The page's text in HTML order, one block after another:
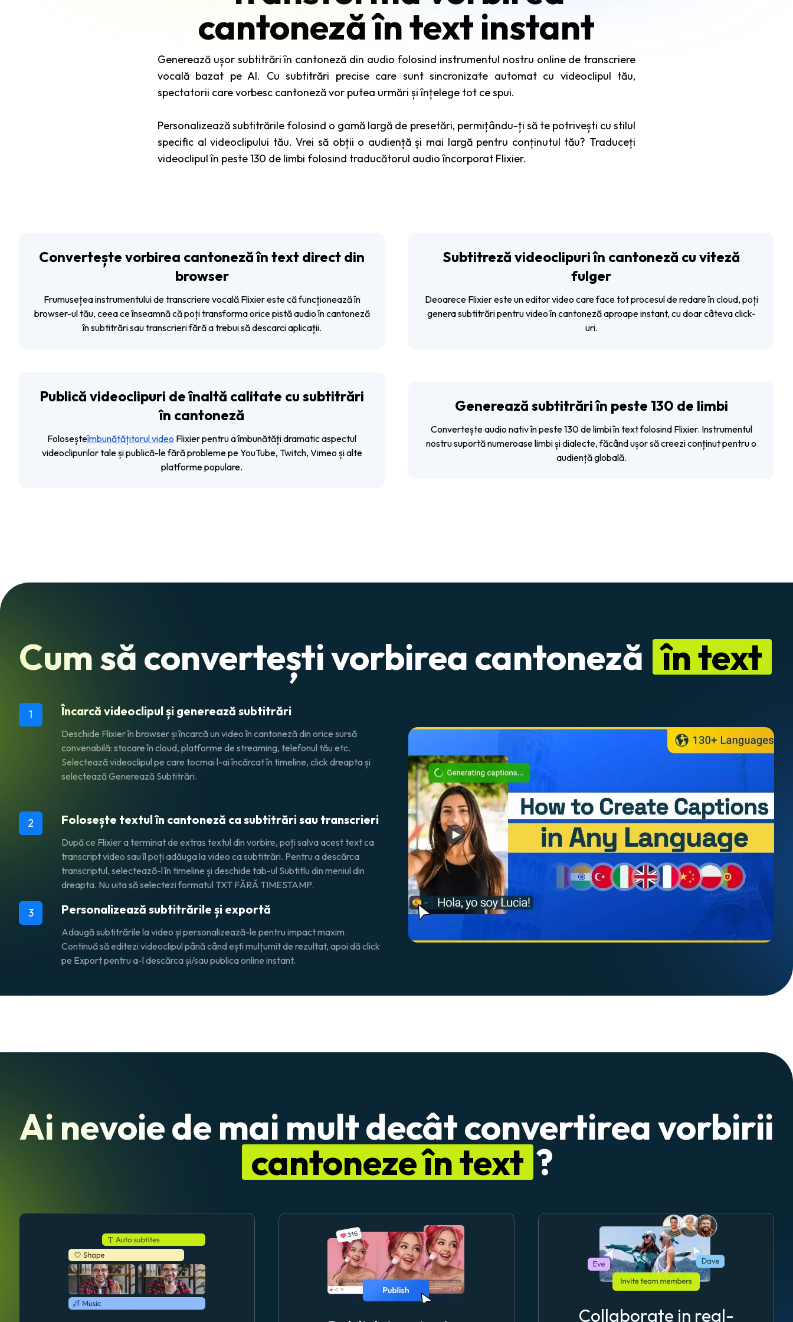
cantoneză în text instant
Generează ușor subtitrări în cantoneză din audio folosind instrumentul nostru online de transcriere
vocală bazat pe AI. Cu subtitrări precise care sunt sincronizate automat cu videoclipul tău,
spectatorii care vorbesc cantoneză vor putea urmări și înțelege tot ce spui.
Personalizează subtitrările folosind o gamă largă de presetări, permițându-ți să te potrivești cu stilul
specific al videoclipului tău. Vrei să obții o audiență și mai largă pentru conținutul tău? Traduceți
videoclipul în peste 130 de limbi folosind traducătorul audio încorporat Flixier.
Convertește vorbirea cantoneză în text direct din
browser
Frumusețea instrumentului de transcriere vocală Flixier este că funcționează în
browser-ul tău, ceea ce înseamnă că poți transforma orice pistă audio în cantoneză
în subtitrări sau transcrieri fără a trebui să descarci aplicații.
Subtitreză videoclipuri în cantoneză cu viteză
fulger
Deoarece Flixier este un editor video care face tot procesul de redare în cloud, poți
genera subtitrări pentru video în cantoneză aproape instant, cu doar câteva click-
uri.
Publică videoclipuri de înaltă calitate cu subtitrări
în cantoneză
Foloseșteîmbunătățitorul video Flixier pentru a îmbunătăți dramatic aspectul
videoclipurilor tale și publică-le fără probleme pe YouTube, Twitch, Vimeo și alte
platforme populare.
Generează subtitrări în peste 130 de limbi
Convertește audio nativ în peste 130 de limbi în text folosind Flixier. Instrumentul
nostru suportă numeroase limbi și dialecte, făcând ușor să creezi conținut pentru o
audiență globală.
Cum să convertești vorbirea cantoneză în text
1 Încarcă videoclipul și generează subtitrări
Deschide Flixier în browser și încarcă un video în cantoneză din orice sursă
convenabilă: stocare în cloud, platforme de streaming, telefonul tău etc.
Selectează videoclipul pe care tocmai l-ai încărcat în timeline, click dreapta și
selectează Generează Subtitrări.
2 Folosește textul în cantoneză ca subtitrări sau transcrieri
După ce Flixier a terminat de extras textul din vorbire, poți salva acest text ca
transcript video sau îl poți adăuga la video ca subtitrări. Pentru a descărca
transcriptul, selectează-l în timeline și deschide tab-ul Subtitlu din meniul din
dreapta. Nu uita să selectezi formatul TXT FĂRĂ TIMESTAMP.
3 Personalizează subtitrările și exportă
Adaugă subtitrările la video și personalizează-le pentru impact maxim.
Continuă să editezi videoclipul până când ești mulțumit de rezultat, apoi dă click
pe Export pentru a-l descărca și/sau publica online instant.
Ai nevoie de mai mult decât convertirea vorbirii
cantoneze în text ?
Collaborate in real-